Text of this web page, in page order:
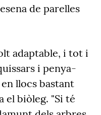
de parelles
adaptable, i tot i
i penya-
llocs bastant
el biòleg. "Si té